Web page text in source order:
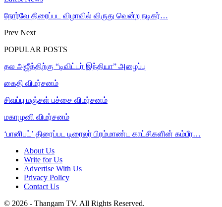
நோர்வே திரைப்பட விழாவில் விருது வென்ற நடிகர்…
Prev Next
POPULAR POSTS
தல அஜீத்திற்கு “டிவிட்டர் இந்தியா” அழைப்பு
கைதி விமர்சனம்
சிவப்பு மஞ்சள் பச்சை விமர்சனம்
மகாமுனி விமர்சனம்
‘பானிபட்’ திரைப்பட டிரைலர் பிரம்மாண்ட காட்சிகளின் கம்பீர…
About Us
Write for Us
Advertise With Us
Privacy Policy
Contact Us
© 2026 - Thangam TV. All Rights Reserved.